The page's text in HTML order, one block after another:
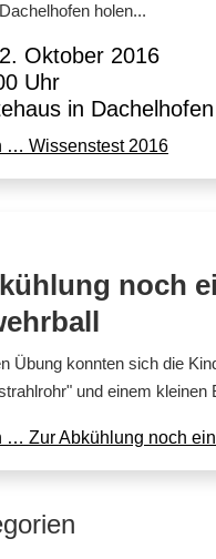
holen...
Oktober 2016
Uhr
in Dachelhofen
… Wissenstest 2016
noch
Übung konnten sich die
und einem kleinen
… Zur Abkühlung noch